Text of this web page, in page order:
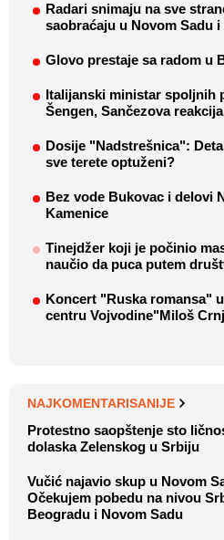
Radari snimaju na sve
saobraćaju u Novom Sadu
Glovo prestaje sa radom u
Italijanski ministar spoljnih
Šengen, Sančezova
Dosije "Nadstrešnica":
sve terete optuženi?
Bez vode Bukovac i delovi
Kamenice
Tinejdžer koji je počinio
naučio da puca putem
Koncert "Ruska romansa"
centru Vojvodine"Miloš
NAJKOMENTARISANIJE
Protestno saopštenje sto
dolaska Zelenskog u Srbiju
Vučić najavio skup u Novom
Očekujem pobedu na nivou
Beogradu i Novom Sadu